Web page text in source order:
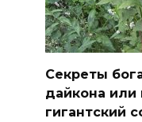
Секреты
дайкона или
гигантский